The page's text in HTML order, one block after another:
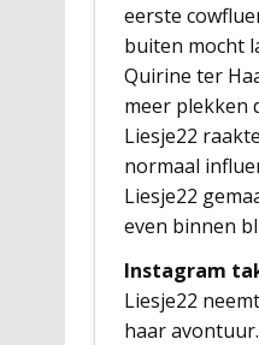
eerste
buiten mocht
Quirine ter
meer plekken
Liesje22
normaal
Liesje22
even binnen
Instagram
Liesje22
haar